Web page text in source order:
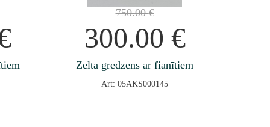
750.00€
300.00 €
Zelta gredzens ar fianītiem
Art: 05AKS000145